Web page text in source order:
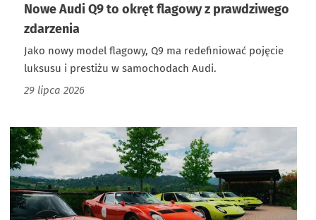
Nowe Audi Q9 to okręt flagowy z prawdziwego
zdarzenia
Jako nowy model flagowy, Q9 ma redefiniować pojęcie
luksusu i prestiżu w samochodach Audi.
29 lipca 2026